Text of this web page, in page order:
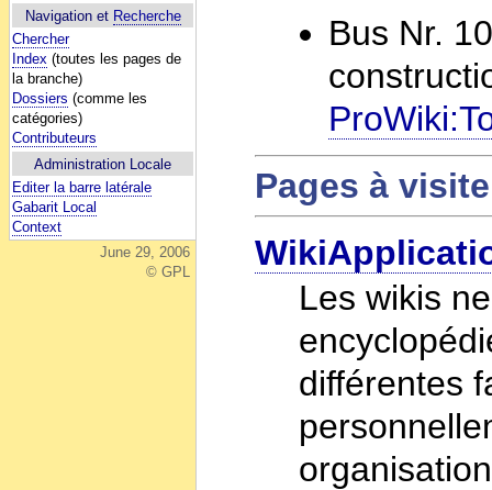
Navigation et Recherche
Chercher
Index (toutes les pages de
la branche)
Dossiers (comme les
catégories)
Contributeurs
Administration Locale
Editer la barre latérale
Gabarit Local
Context
June 29, 2006
© GPL
Bus Nr.
Pages à
Les wikis
différentes